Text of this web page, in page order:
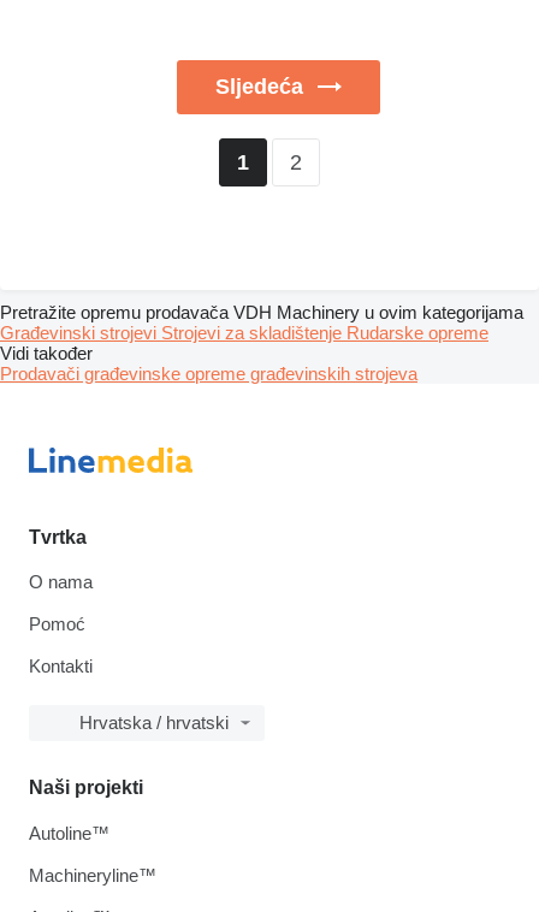
Sljedeća
1 2
Pretražite opremu prodavača VDH Machinery u ovim kategorijama
Građevinski strojevi Strojevi za skladištenje Rudarske opreme
Vidi također
Prodavači građevinske opreme građevinskih strojeva
Tvrtka
O nama
Pomoć
Kontakti
Hrvatska / hrvatski
Naši projekti
Autoline™
Machineryline™